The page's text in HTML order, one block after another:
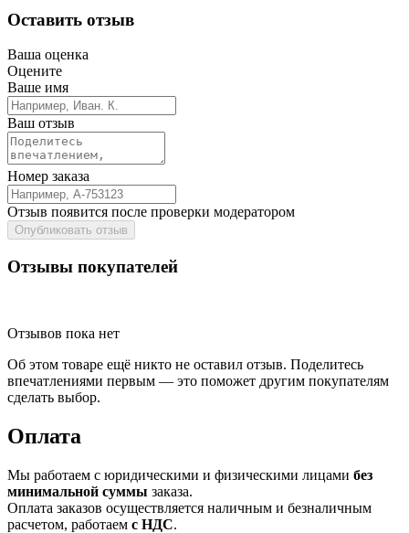
Оставить отзыв
Ваша оценка
Оцените
Ваше имя
Ваш отзыв
Номер заказа
Отзыв появится после проверки модератором
Опубликовать отзыв
Отзывы покупателей
Отзывов пока нет
Об этом товаре ещё никто не оставил отзыв. Поделитесь
впечатлениями первым — это поможет другим покупателям
сделать выбор.
Оплата
Мы работаем с юридическими и физическими лицами без
минимальной суммы заказа.
Оплата заказов осуществляется наличным и безналичным
расчетом, работаем с НДС.